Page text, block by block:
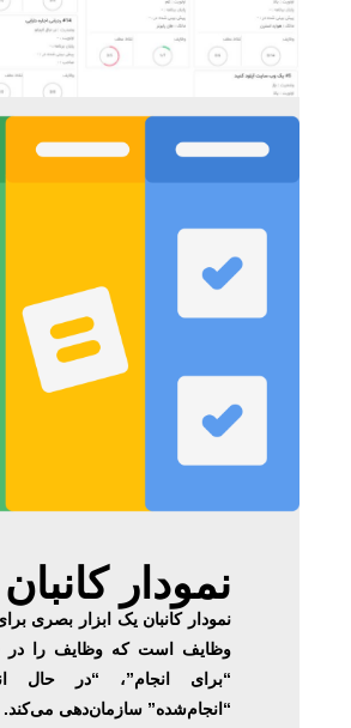
نمودار کانبان
نمودار کانبان یک ابزار بصری
وظایف است که وظایف را در
“برای انجام”، “در حال
“انجام‌شده” سازمان‌دهی می‌کند.